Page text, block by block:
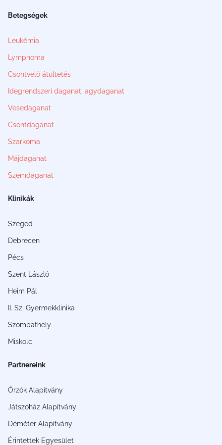
Betegségek
Leukémia
Lymphoma
Csontvelő átültetés
Idegrendszeri daganat, agydaganat
Vesedaganat
Csontdaganat
Szarkóma
Májdaganat
Szemdaganat
Klinikák
Szeged
Debrecen
Pécs
Szent László
Heim Pál
II. Sz. Gyermekklinika
Szombathely
Miskolc
Partnereink
Őrzők Alapítvány
Játszóház Alapítvány
Déméter Alapítvány
Érintettek Egyesület